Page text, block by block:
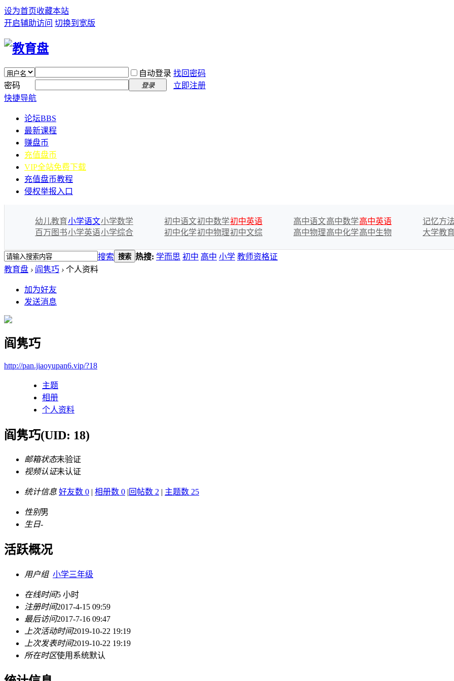
设为首页收藏本站
开启辅助访问 切换到宽版
自动登录 找回密码
密码
登录
立即注册
快捷导航
论坛BBS
最新课程
赚盘币
充值盘币
VIP全站免费下载
充值盘币教程
侵权举报入口
幼儿教育小学语文小学数学
百万图书小学英语小学综合
初中语文初中数学初中英语
初中化学初中物理初中文综
高中语文高中数学高中英语
高中物理高中化学高中生物
记忆方法
大学教育
搜索 搜索 热搜: 学而思 初中 高中 小学 教师资格证
教育盘 › 阎隽巧 › 个人资料
加为好友
发送消息
阎隽巧
http://pan.jiaoyupan6.vip/?18
主题
相册
个人资料
阎隽巧(UID: 18)
邮箱状态未验证
视频认证未认证
统计信息 好友数 0 | 相册数 0 |回帖数 2 | 主题数 25
性别男
生日-
活跃概况
用户组 小学三年级
在线时间5 小时
注册时间2017-4-15 09:59
最后访问2017-7-16 09:47
上次活动时间2019-10-22 19:19
上次发表时间2019-10-22 19:19
所在时区使用系统默认